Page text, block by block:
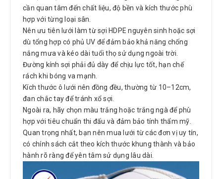
cần quan tâm đến chất liệu, độ bền và kích thước phù
hợp với từng loại sân.
Nên ưu tiên lưới làm từ sợi HDPE nguyên sinh hoặc sợi
dù tổng hợp có phủ UV để đảm bảo khả năng chống
nắng mưa và kéo dài tuổi thọ sử dụng ngoài trời.
Đường kính sợi phải đủ dày để chịu lực tốt, hạn chế
rách khi bóng va mạnh.
Kích thước ô lưới nên đồng đều, thường từ 10–12cm,
đan chắc tay để tránh xổ sợi.
Ngoài ra, hãy chọn màu trắng hoặc trắng ngà để phù
hợp với tiêu chuẩn thi đấu và đảm bảo tính thẩm mỹ.
Quan trọng nhất, bạn nên mua lưới từ các đơn vị uy tín,
có chính sách cắt theo kích thước khung thành và bảo
hành rõ ràng để yên tâm sử dụng lâu dài.